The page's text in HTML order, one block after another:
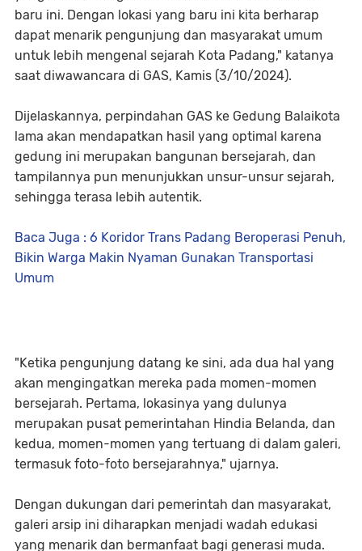
baru ini. Dengan lokasi yang baru ini kita berharap
dapat menarik pengunjung dan masyarakat umum
untuk lebih mengenal sejarah Kota Padang," katanya
saat diwawancara di GAS, Kamis (3/10/2024).
Dijelaskannya, perpindahan GAS ke Gedung Balaikota
lama akan mendapatkan hasil yang optimal karena
gedung ini merupakan bangunan bersejarah, dan
tampilannya pun menunjukkan unsur-unsur sejarah,
sehingga terasa lebih autentik.
Baca Juga : 6 Koridor Trans Padang Beroperasi Penuh,
Bikin Warga Makin Nyaman Gunakan Transportasi
Umum
"Ketika pengunjung datang ke sini, ada dua hal yang
akan mengingatkan mereka pada momen-momen
bersejarah. Pertama, lokasinya yang dulunya
merupakan pusat pemerintahan Hindia Belanda, dan
kedua, momen-momen yang tertuang di dalam galeri,
termasuk foto-foto bersejarahnya," ujarnya.
Dengan dukungan dari pemerintah dan masyarakat,
galeri arsip ini diharapkan menjadi wadah edukasi
yang menarik dan bermanfaat bagi generasi muda.